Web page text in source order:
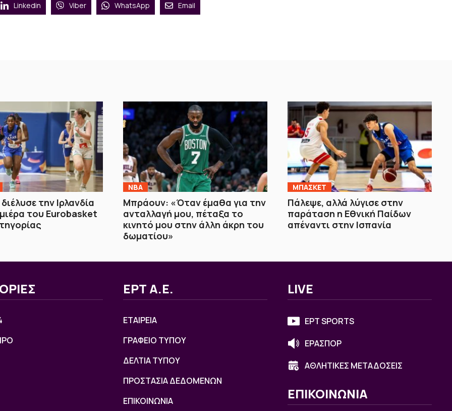
Linkedin Viber WhatsApp Email
την Ιρλανδία
του Eurobasket
NBA
Μπράουν: «Όταν έμαθα για την
ανταλλαγή μου, πέταξα το
κινητό μου στην άλλη άκρη του
δωματίου»
ΜΠΑΣΚΕΤ
Πάλεψε, αλλά λύγισε στην
παράταση η Εθνική Παίδων
απέναντι στην Ισπανία
ΕΡΤ Α.Ε.
ΕΤΑΙΡΕΙΑ
ΓΡΑΦΕΙΟ ΤΥΠΟΥ
ΔΕΛΤΙΑ ΤΥΠΟΥ
ΠΡΟΣΤΑΣΙΑ ΔΕΔΟΜΕΝΩΝ
ΕΠΙΚΟΙΝΩΝΙΑ
LIVE
ΕΡΤ SPORTS
ΕΡΑΣΠΟΡ
ΑΘΛΗΤΙΚΕΣ ΜΕΤΑΔΟΣΕΙΣ
ΕΠΙΚΟΙΝΩΝΙΑ